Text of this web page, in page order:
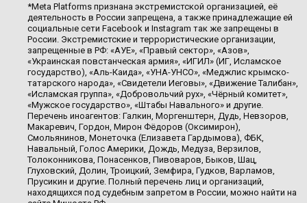
*Meta Platforms признана экстремистской организацией, её
деятельность в России запрещена, а также принадлежащие ей
социальные сети Facebook и Instagram так же запрещены в
России. Экстремистские и террористические организации,
запрещенные в РФ: «АУЕ», «Правый сектор», «Азов»,
«Украинская повстанческая армия», «ИГИЛ» (ИГ, Исламское
государство), «Аль-Каида», «УНА-УНСО», «Меджлис крымско-
татарского народа», «Свидетели Иеговы», «Движение Талибан»,
«Исламская группа», «Добровольчий рух», «Чёрный комитет»,
«Мужское государство», «Штабы Навального» и другие.
Перечень иноагентов: Галкин, Моргенштерн, Дудь, Невзоров,
Макаревич, Гордон, Мирон Фёдоров (Оксимирон),
Смольянинов, Монеточка (Елизавета Гардымова), ФБК,
Навальный, Голос Америки, Дождь, Медуза, Верзилов,
Толоконникова, Понасенков, Пивоваров, Быков, Шац,
Глуховский, Долин, Троицкий, Земфира, Гудков, Варламов,
Прусикин и другие. Полный перечень лиц и организаций,
находящихся под судебным запретом в России, можно найти на